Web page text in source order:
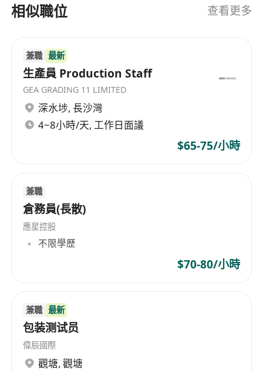
• System data entry
相似職位 查看更多
兼職 最新
生產員 Production Staff
GEA GRADING 11 LIMITED
深水埗, 長沙灣
4~8小時/天, 工作日面議
$65-75/小時
兼職
倉務員(長散)
應星控股
不限學歷
$70-80/小時
兼職 最新
包装测试员
偉辰國際
觀塘, 觀塘